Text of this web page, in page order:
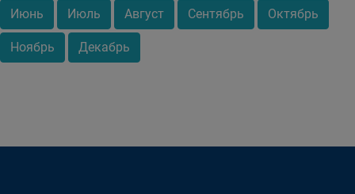
Июнь Июль Август Сентябрь Октябрь
Ноябрь Декабрь